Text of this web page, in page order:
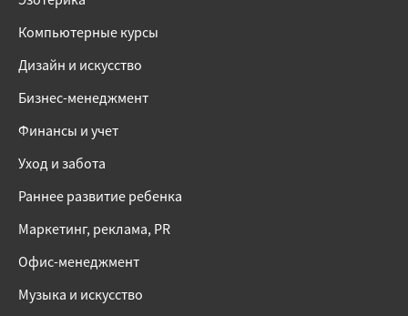
Компьютерные курсы
Дизайн и искусство
Бизнес-менеджмент
Финансы и учет
Уход и забота
Раннее развитие ребенка
Маркетинг, реклама, PR
Офис-менеджмент
Музыка и искусство